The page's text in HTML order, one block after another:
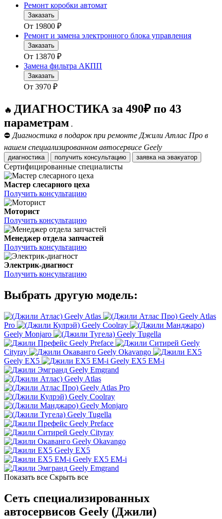
Ремонт коробки автомат
Заказать
От 19800 ₽
Ремонт и замена электронного блока управления
Заказать
От 13870 ₽
Замена фильтра АКПП
Заказать
От 3970 ₽
🔥 ДИАГНОСТИКА за 490₽ по 43
параметрам .
⛔ Диагностика в подарок при ремонте Джили Атлас Про в
нашем специализированном автосервисе Geely
диагностика получить консультацию заявка на эвакуатор
Сертифицированные специалисты
Мастер слесарного цеха
Получить консультацию
Моторист
Получить консультацию
Менеджер отдела запчастей
Получить консультацию
Электрик-диагност
Получить консультацию
Выбрать другую модель:
Geely Atlas
Geely Atlas
Pro
Geely Coolray
Geely Monjaro
Geely Tugella
Geely Preface
Geely
Cityray
Geely Okavango
Geely EX5
Geely EX5 EM-i
Geely Emgrand
Geely Atlas
Geely Atlas Pro
Geely Coolray
Geely Monjaro
Geely Tugella
Geely Preface
Geely Cityray
Geely Okavango
Geely EX5
Geely EX5 EM-i
Geely Emgrand
Показать все Скрыть все
Сеть специализированных
автосервисов Geely (Джили)